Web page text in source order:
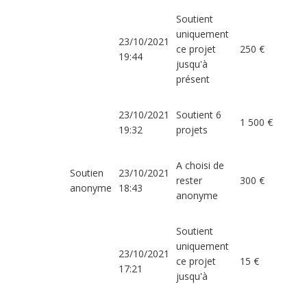
23/10/2021
19:44
Soutient
uniquement
ce projet
jusqu'à
présent
250 €
23/10/2021
19:32
Soutient 6
projets
1 500 €
Soutien
anonyme
23/10/2021
18:43
A choisi de
rester
anonyme
300 €
23/10/2021
17:21
Soutient
uniquement
ce projet
jusqu'à
15 €